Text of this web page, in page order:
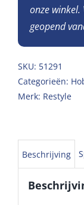
onze
geopend
SKU: 51291
Categorieën:
Merk: Restyle
Beschrijving